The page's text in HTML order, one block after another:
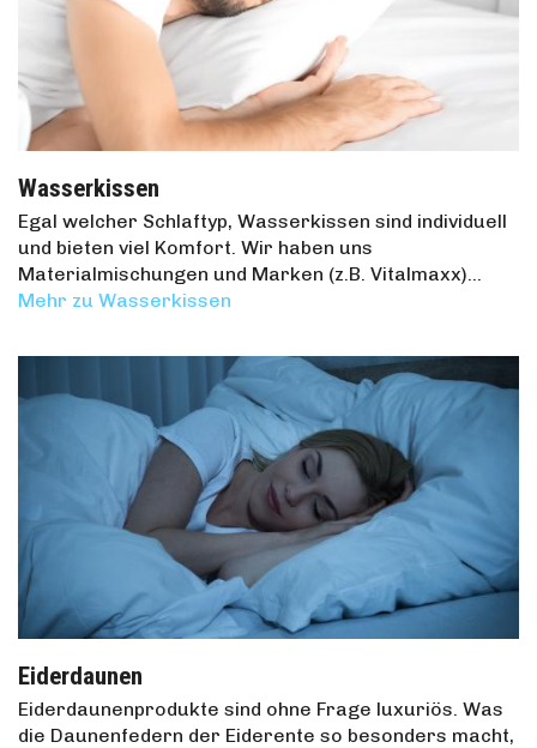
Wasserkissen
Egal welcher Schlaftyp, Wasserkissen sind individuell
und bieten viel Komfort. Wir haben uns
Materialmischungen und Marken (z.B. Vitalmaxx)…
Mehr zu Wasserkissen
Eiderdaunen
Eiderdaunenprodukte sind ohne Frage luxuriös. Was
die Daunenfedern der Eiderente so besonders macht,